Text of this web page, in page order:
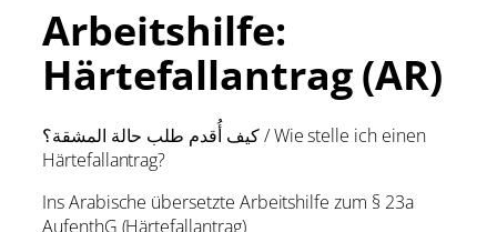
Arbeitshilfe:
Härtefallantrag (AR)
كيف أُقدم طلب حالة المشقة؟ / Wie stelle ich einen
Härtefallantrag?
Ins Arabische übersetzte Arbeitshilfe zum § 23a
AufenthG (Härtefallantrag)